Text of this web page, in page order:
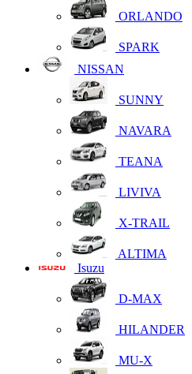
ORLANDO
SPARK
NISSAN
SUNNY
NAVARA
TEANA
LIVIVA
X-TRAIL
ALTIMA
Isuzu
D-MAX
HILANDER
MU-X